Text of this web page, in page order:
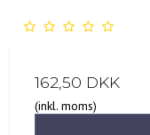
162,50 DKK
(inkl. moms)